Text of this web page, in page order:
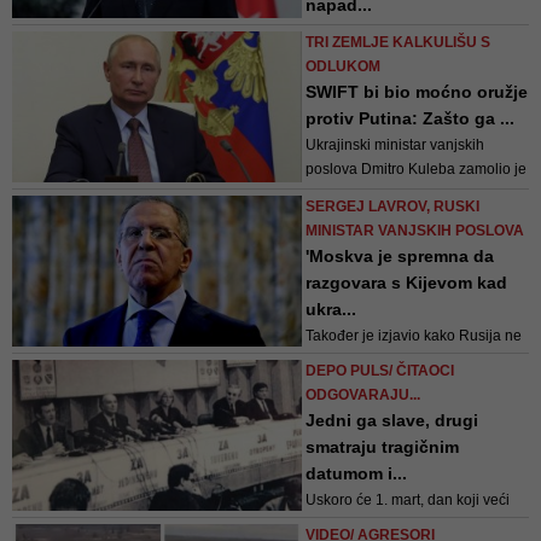
Huremagić
napad...
Na primjedbe ukrajinskog
bore "sami", Erdogan je rekao da
savjet Zapada i neuspjeh da
pokaže odlučan stav "nije u
skladu s prijateljstvom ili
solidarnošću"
TRI ZEMLJE KALKULIŠU S
ODLUKOM
SWIFT bi bio moćno oružje
protiv Putina: Zašto ga ...
Ukrajinski ministar vanjskih
poslova Dmitro Kuleba zamolio je
SWIFT-a riječima da će oni koji
"...krv nedužnih ukrajinskih
muškaraca, žena i djece na
svojim rukama"
SERGEJ LAVROV, RUSKI
MINISTAR VANJSKIH POSLOVA
'Moskva je spremna da
razgovara s Kijevom kad
ukra...
Također je izjavio kako Rusija ne
želi da “neonacisti” vladaju
DEPO PULS/ ČITAOCI
ODGOVARAJU...
Jedni ga slave, drugi
smatraju tragičnim
datumom i...
Uskoro će 1. mart, dan koji veći
VIDEO/ AGRESORI